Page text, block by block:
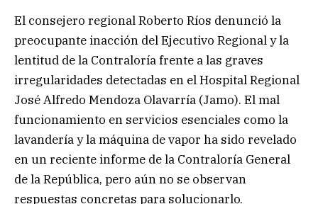
El consejero regional Roberto Ríos denunció la
preocupante inacción del Ejecutivo Regional y la
lentitud de la Contraloría frente a las graves
irregularidades detectadas en el Hospital Regional
José Alfredo Mendoza Olavarría (Jamo). El mal
funcionamiento en servicios esenciales como la
lavandería y la máquina de vapor ha sido revelado
en un reciente informe de la Contraloría General
de la República, pero aún no se observan
respuestas concretas para solucionarlo.